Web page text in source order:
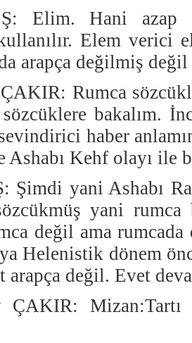
Elim. Hani
Elem verici
arapça değilmiş
Rumca
bakalım.
haber
Ashabı Kehf olayı ile
Şimdi yani Ashabı
yani
değil ama
Helenistik dönem
arapça değil. Evet
ÇAKIR: Mizan:Tartı